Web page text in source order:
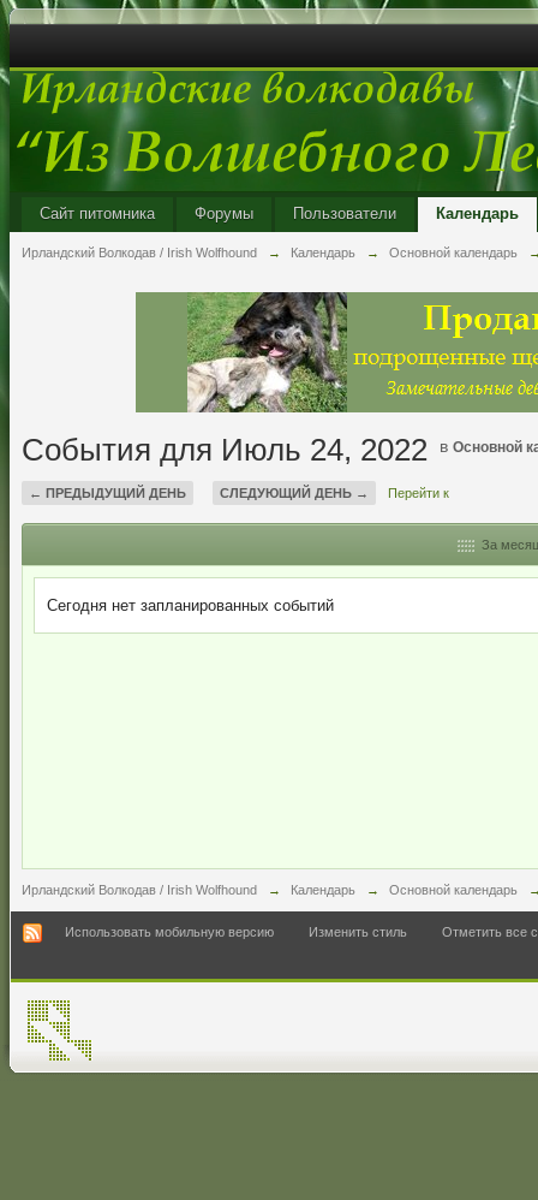
Сайт питомника Форумы Пользователи Календарь
Ирландский Волкодав / Irish Wolfhound → Календарь → Основной календарь
События для Июль 24, 2022 в Основной
← ПРЕДЫДУЩИЙ ДЕНЬ СЛЕДУЮЩИЙ ДЕНЬ → Перейти к
За месяц
Сегодня нет запланированных событий
Ирландский Волкодав / Irish Wolfhound → Календарь → Основной календарь
Использовать мобильную версию Изменить стиль Отметить все